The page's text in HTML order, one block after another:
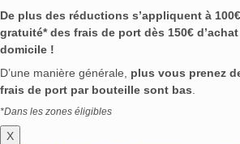
De plus des réductions s’appliquent à
gratuité* des frais de port dès 150€
domicile !
D’une manière générale, plus vous prenez
frais de port par bouteille sont bas
*Dans les zones éligibles
X